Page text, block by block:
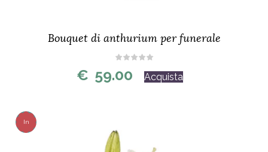
Bouquet di anthurium per funerale
€ 59.00 Acquista
In